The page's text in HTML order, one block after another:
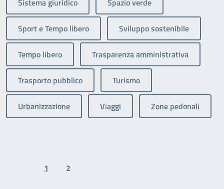
Sistema giuridico Spazio verde
Sport e Tempo libero Sviluppo sostenibile
Tempo libero Trasparenza amministrativa
Trasporto pubblico Turismo
Urbanizzazione Viaggi Zone pedonali
Previous page
1 2